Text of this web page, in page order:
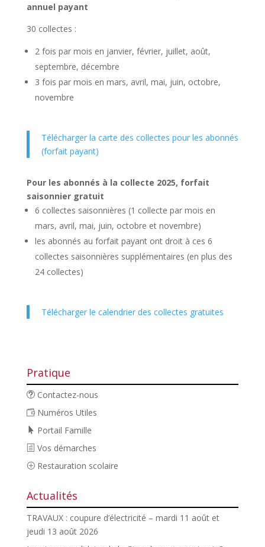
annuel payant
30 collectes :
2 fois par mois en janvier, février, juillet, août,
septembre, décembre
3 fois par mois en mars, avril, mai, juin, octobre,
novembre
Télécharger la carte des collectes pour les abonnés
(forfait payant)
Pour les abonnés à la collecte 2025, forfait
saisonnier gratuit
6 collectes saisonnières (1 collecte par mois en
mars, avril, mai, juin, octobre et novembre)
les abonnés au forfait payant ont droit à ces 6
collectes saisonnières supplémentaires (en plus des
24 collectes)
Télécharger le calendrier des collectes gratuites
Pratique
Contactez-nous
Numéros Utiles
Portail Famille
Vos démarches
Restauration scolaire
Actualités
TRAVAUX : coupure d’électricité – mardi 11 août et
jeudi 13 août 2026